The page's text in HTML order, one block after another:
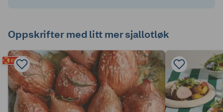
Oppskrifter med litt mer sjallotløk